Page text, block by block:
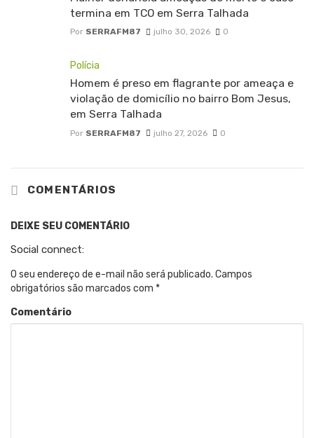
termina em TCO em Serra Talhada
Por SERRAFM87 julho 30, 2026 0
Polícia
Homem é preso em flagrante por ameaça e
violação de domicílio no bairro Bom Jesus,
em Serra Talhada
Por SERRAFM87 julho 27, 2026 0
COMENTÁRIOS
DEIXE SEU COMENTÁRIO
Social connect:
O seu endereço de e-mail não será publicado. Campos
obrigatórios são marcados com *
Comentário